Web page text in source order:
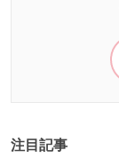
注目記事